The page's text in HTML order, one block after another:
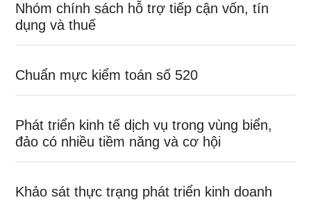
Nhóm chính sách hỗ trợ tiếp cận vốn, tín
dụng và thuế
Chuẩn mực kiểm toán số 520
Phát triển kinh tế dịch vụ trong vùng biển,
đảo có nhiều tiềm năng và cơ hội
Khảo sát thực trạng phát triển kinh doanh